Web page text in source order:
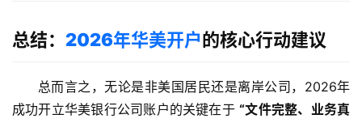
总结： 2026年华美开户的核心行动建议
总而言之，无论是非美国居民还是离岸公司，2026年
成功开立华美银行公司账户的关键在于 “文件完整、业务真